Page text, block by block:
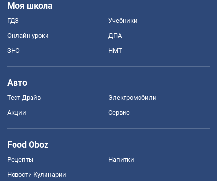
Моя школа
ГДЗ Учебники
Онлайн уроки ДПА
ЗНО НМТ
Авто
Тест Драйв Электромобили
Акции Сервис
Food Oboz
Рецепты Напитки
Новости Кулинарии